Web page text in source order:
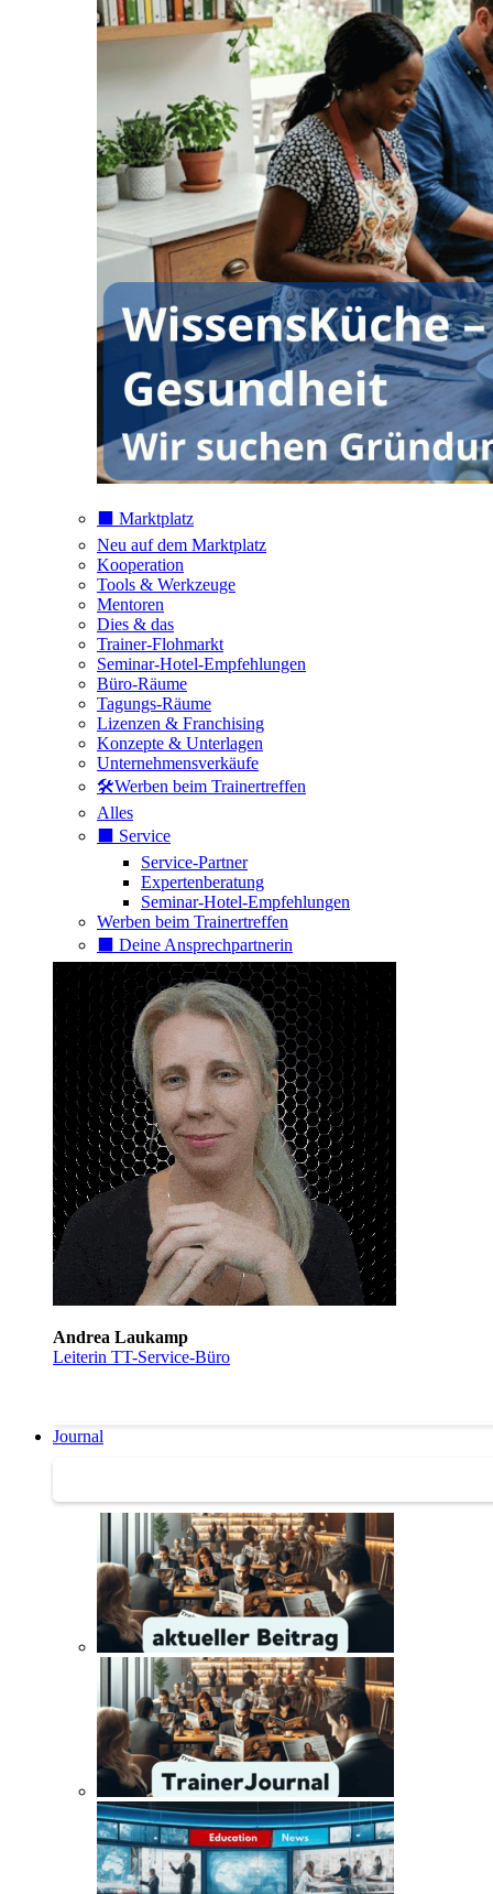
⬛️ Marktplatz
Neu auf dem Marktplatz
Kooperation
Tools & Werkzeuge
Mentoren
Dies & das
Trainer-Flohmarkt
Seminar-Hotel-Empfehlungen
Büro-Räume
Tagungs-Räume
Lizenzen & Franchising
Konzepte & Unterlagen
Unternehmensverkäufe
🛠️Werben beim Trainertreffen
Alles
⬛️ Service
Service-Partner
Expertenberatung
Seminar-Hotel-Empfehlungen
Werben beim Trainertreffen
⬛️ Deine Ansprechpartnerin
Andrea Laukamp
Leiterin TT-Service-Büro
Journal